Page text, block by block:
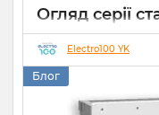
Огляд серії
Елекс АНТС:
захист
22 07 2026
Electro100 YK
Блог